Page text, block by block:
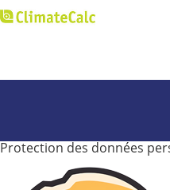
Protection des données